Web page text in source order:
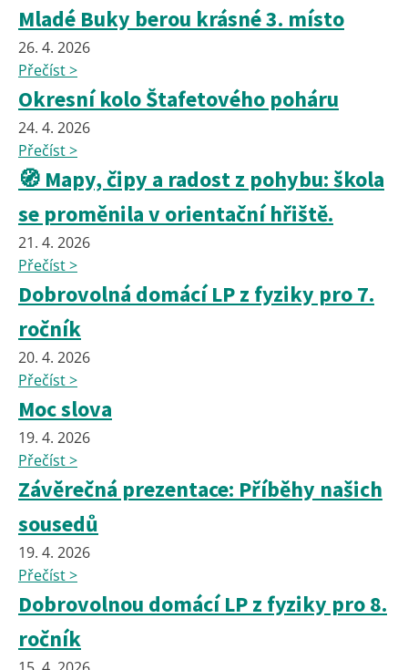
Mladé Buky berou krásné 3. místo
26. 4. 2026
Přečíst >
Okresní kolo Štafetového poháru
24. 4. 2026
Přečíst >
🧭 Mapy, čipy a radost z pohybu: škola
se proměnila v orientační hřiště.
21. 4. 2026
Přečíst >
Dobrovolná domácí LP z fyziky pro 7.
ročník
20. 4. 2026
Přečíst >
Moc slova
19. 4. 2026
Přečíst >
Závěrečná prezentace: Příběhy našich
sousedů
19. 4. 2026
Přečíst >
Dobrovolnou domácí LP z fyziky pro 8.
ročník